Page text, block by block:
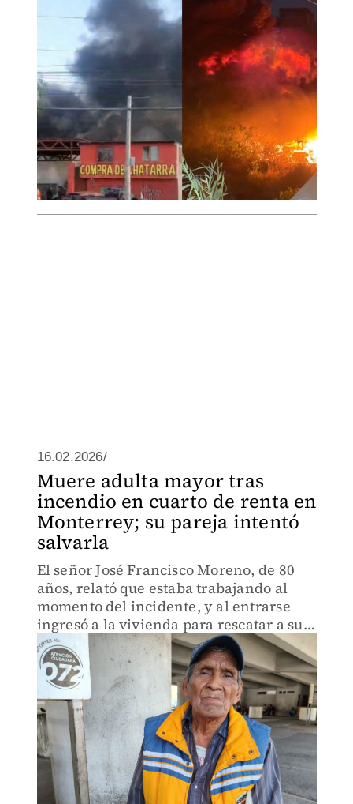
16.02.2026/
Muere adulta mayor tras
incendio en cuarto de renta en
Monterrey; su pareja intentó
salvarla
El señor José Francisco Moreno, de 80
años, relató que estaba trabajando al
momento del incidente, y al entrarse
ingresó a la vivienda para rescatar a su
pareja, quien falleció después en el
hospital.